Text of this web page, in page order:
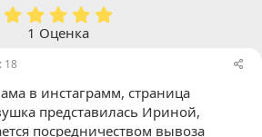
в
ё
з
1 Оценка
18
в инстаграмм, страница
представилась Ириной,
посредничеством вывоза